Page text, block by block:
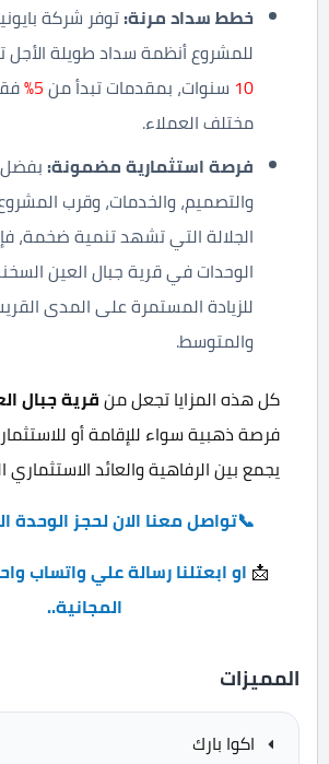
خطط سداد مرنة:توفر شركة
للمشروع أنظمة سداد طويلة
10 سنوات، بمقدمات تبدأ من5%
مختلف العملاء.
فرصة استثمارية مضمونة: بفضل
والتصميم، والخدمات، وقرب
الجلالة التي تشهد تنمية ضخمة،
الوحدات في قرية جبال العين
للزيادة المستمرة على المدى
والمتوسط.
كل هذه المزايا تجعل منقرية جبال
فرصة ذهبية سواء للإقامة أو
يجمع بين الرفاهية والعائد الاستثماري
📞تواصل معنا الان لحجز الوحدة
📩 او ابعتلنا رسالة علي واتساب
المجانية..
المميزات
اكوا بارك